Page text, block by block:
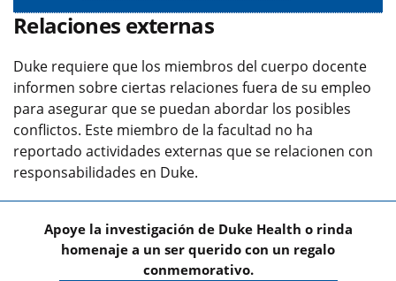
Relaciones externas
Duke requiere que los miembros del cuerpo docente
informen sobre ciertas relaciones fuera de su empleo
para asegurar que se puedan abordar los posibles
conflictos. Este miembro de la facultad no ha
reportado actividades externas que se relacionen con
responsabilidades en Duke.
Apoye la investigación de Duke Health o rinda
homenaje a un ser querido con un regalo
conmemorativo.